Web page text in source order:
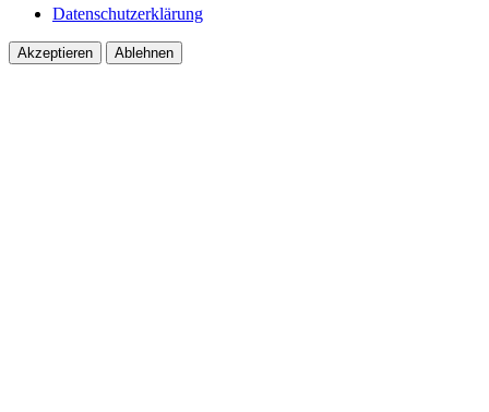
Datenschutzerklärung
Akzeptieren Ablehnen